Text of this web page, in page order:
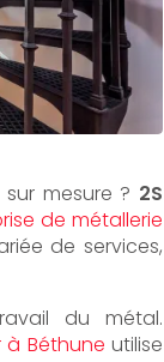
mesure ? 2S
de métallerie
de services,
du métal.
Béthune utilise